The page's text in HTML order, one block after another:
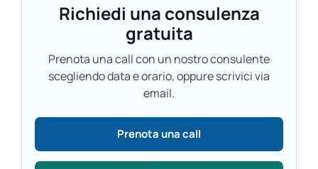
Richiedi una consulenza
gratuita
Prenota una call con un nostro consulente
scegliendo data e orario, oppure scrivici via
email.
Prenota una call